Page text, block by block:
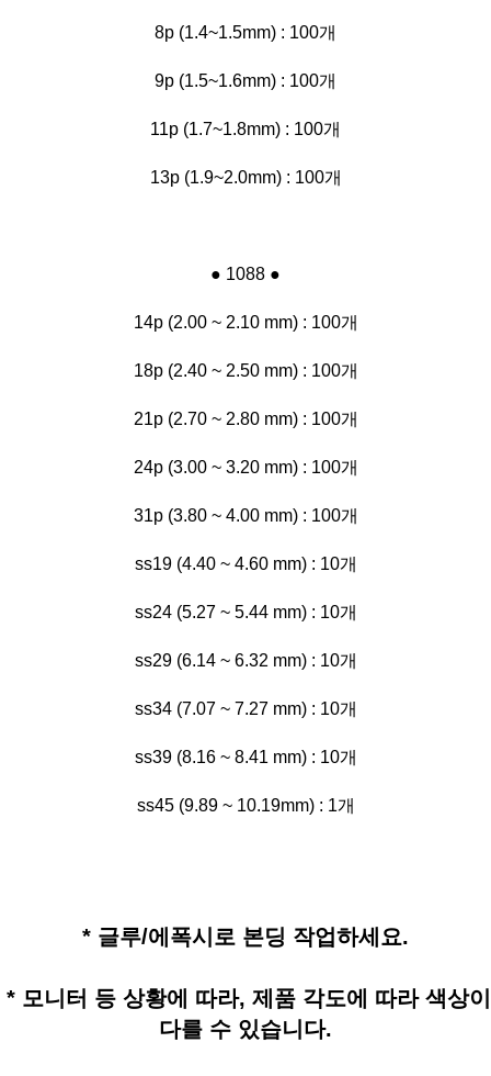
8p (1.4~1.5mm) : 100개
9p (1.5~1.6mm) : 100개
11p (1.7~1.8mm) : 100개
13p (1.9~2.0mm) : 100개
● 1088 ●
14p (2.00 ~ 2.10 mm) : 100개
18p (2.40 ~ 2.50 mm) : 100개
21p (2.70 ~ 2.80 mm) : 100개
24p (3.00 ~ 3.20 mm) : 100개
31p (3.80 ~ 4.00 mm) : 100개
ss19 (4.40 ~ 4.60 mm) : 10개
ss24 (5.27 ~ 5.44 mm) : 10개
ss29 (6.14 ~ 6.32 mm) : 10개
ss34 (7.07 ~ 7.27 mm) : 10개
ss39 (8.16 ~ 8.41 mm) : 10개
ss45 (9.89 ~ 10.19mm) : 1개
* 글루/에폭시로 본딩 작업하세요.
* 모니터 등 상황에 따라, 제품 각도에 따라 색상이
다를 수 있습니다.